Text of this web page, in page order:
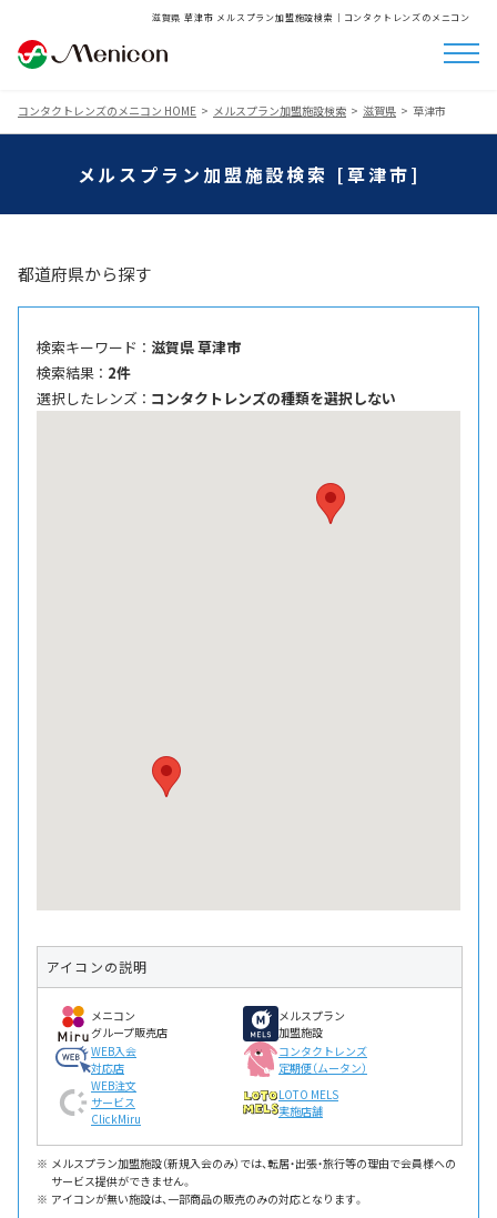
滋賀県 草津市 メルスプラン加盟施設検索│コンタクトレンズのメニコン
コンタクトレンズのメニコン HOME メルスプラン加盟施設検索 滋賀県 草津市
メルスプラン加盟施設検索 [草津市]
都道府県から探す
検索キーワード ： 滋賀県 草津市
検索結果 ： 2件
選択したレンズ ： コンタクトレンズの種類を選択しない
アイコンの説明
メニコン
グループ販売店
メルスプラン
加盟施設
WEB入会
対応店
コンタクトレンズ
定期便（ムータン）
WEB注文
サービス
ClickMiru
LOTO MELS
実施店舗
メルスプラン加盟施設（新規入会のみ）では、転居・出張・旅行等の理由で会員様への
サービス提供ができません。
アイコンが無い施設は、一部商品の販売のみの対応となります。